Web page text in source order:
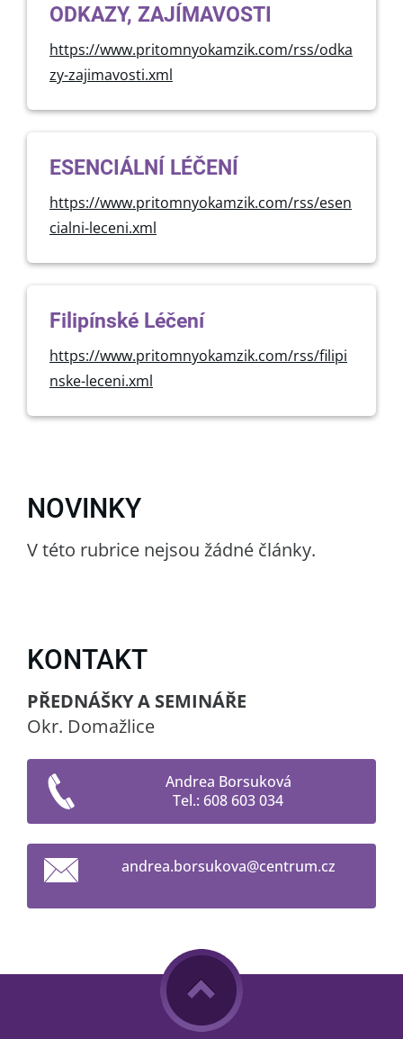
ODKAZY, ZAJÍMAVOSTI
https://www.pritomnyokamzik.com/rss/odka
zy-zajimavosti.xml
ESENCIÁLNÍ LÉČENÍ
https://www.pritomnyokamzik.com/rss/esen
cialni-leceni.xml
Filipínské Léčení
https://www.pritomnyokamzik.com/rss/filipi
nske-leceni.xml
NOVINKY
V této rubrice nejsou žádné články.
KONTAKT
PŘEDNÁŠKY A SEMINÁŘE
Okr. Domažlice
Andrea Borsuková
Tel.: 608 603 034
andrea.borsukova@centrum.cz